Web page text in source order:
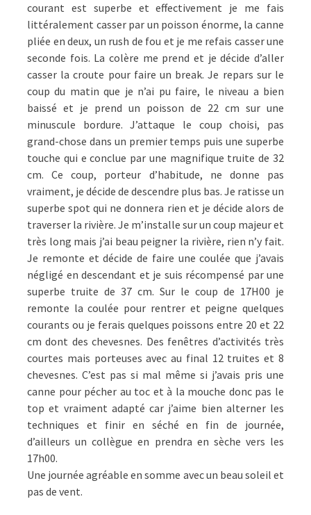
courant est superbe et effectivement je me fais
littéralement casser par un poisson énorme, la canne
pliée en deux, un rush de fou et je me refais casser une
seconde fois. La colère me prend et je décide d’aller
casser la croute pour faire un break. Je repars sur le
coup du matin que je n’ai pu faire, le niveau a bien
baissé et je prend un poisson de 22 cm sur une
minuscule bordure. J’attaque le coup choisi, pas
grand-chose dans un premier temps puis une superbe
touche qui e conclue par une magnifique truite de 32
cm. Ce coup, porteur d’habitude, ne donne pas
vraiment, je décide de descendre plus bas. Je ratisse un
superbe spot qui ne donnera rien et je décide alors de
traverser la rivière. Je m’installe sur un coup majeur et
très long mais j’ai beau peigner la rivière, rien n’y fait.
Je remonte et décide de faire une coulée que j’avais
négligé en descendant et je suis récompensé par une
superbe truite de 37 cm. Sur le coup de 17H00 je
remonte la coulée pour rentrer et peigne quelques
courants ou je ferais quelques poissons entre 20 et 22
cm dont des chevesnes. Des fenêtres d’activités très
courtes mais porteuses avec au final 12 truites et 8
chevesnes. C’est pas si mal même si j’avais pris une
canne pour pécher au toc et à la mouche donc pas le
top et vraiment adapté car j’aime bien alterner les
techniques et finir en séché en fin de journée,
d’ailleurs un collègue en prendra en sèche vers les
17h00.
Une journée agréable en somme avec un beau soleil et
pas de vent.